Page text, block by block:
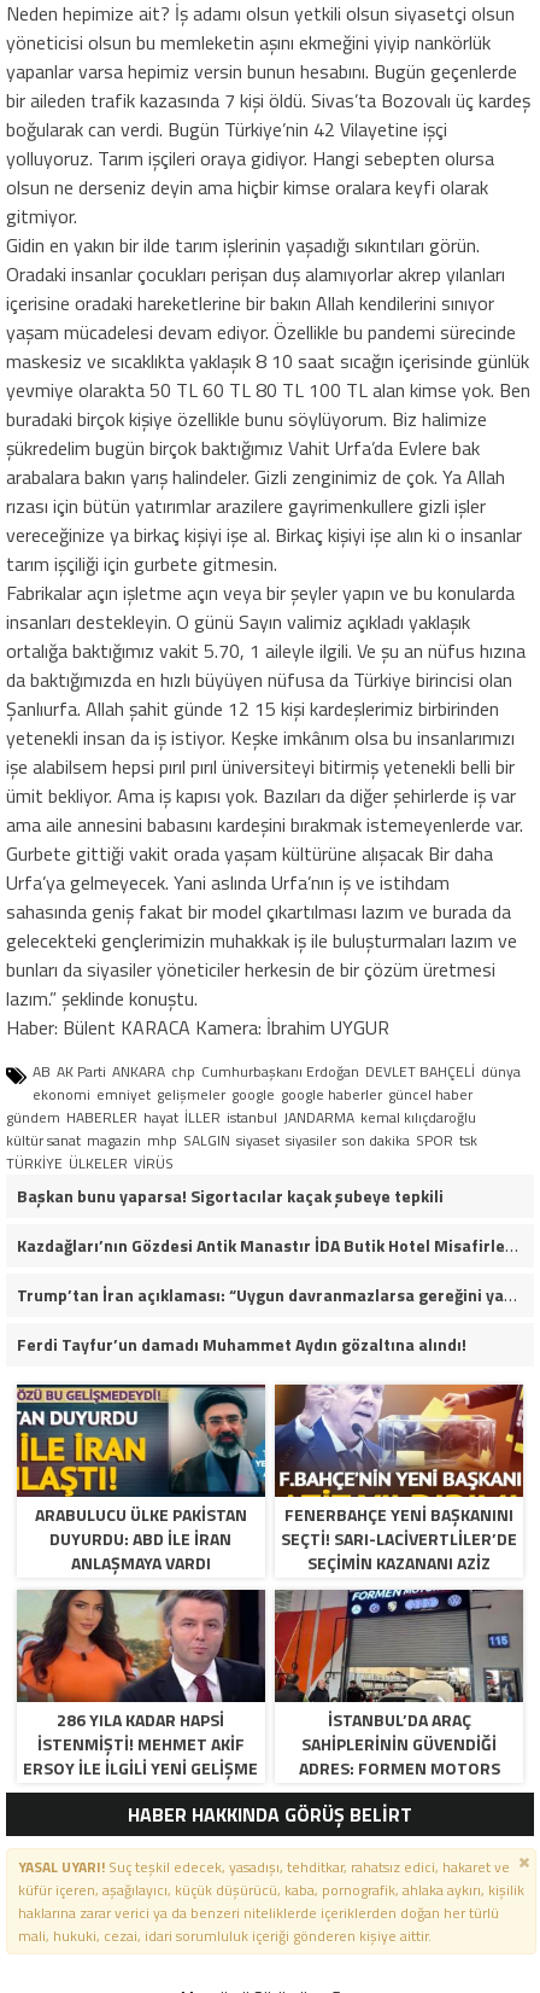
Neden hepimize ait? İş adamı olsun yetkili olsun siyasetçi olsun
yöneticisi olsun bu memleketin aşını ekmeğini yiyip nankörlük
yapanlar varsa hepimiz versin bunun hesabını. Bugün geçenlerde
bir aileden trafik kazasında 7 kişi öldü. Sivas’ta Bozovalı üç kardeş
boğularak can verdi. Bugün Türkiye’nin 42 Vilayetine işçi
yolluyoruz. Tarım işçileri oraya gidiyor. Hangi sebepten olursa
olsun ne derseniz deyin ama hiçbir kimse oralara keyfi olarak
gitmiyor.
Gidin en yakın bir ilde tarım işlerinin yaşadığı sıkıntıları görün.
Oradaki insanlar çocukları perişan duş alamıyorlar akrep yılanları
içerisine oradaki hareketlerine bir bakın Allah kendilerini sınıyor
yaşam mücadelesi devam ediyor. Özellikle bu pandemi sürecinde
maskesiz ve sıcaklıkta yaklaşık 8 10 saat sıcağın içerisinde günlük
yevmiye olarakta 50 TL 60 TL 80 TL 100 TL alan kimse yok. Ben
buradaki birçok kişiye özellikle bunu söylüyorum. Biz halimize
şükredelim bugün birçok baktığımız Vahit Urfa’da Evlere bak
arabalara bakın yarış halindeler. Gizli zenginimiz de çok. Ya Allah
rızası için bütün yatırımlar arazilere gayrimenkullere gizli işler
vereceğinize ya birkaç kişiyi işe al. Birkaç kişiyi işe alın ki o insanlar
tarım işçiliği için gurbete gitmesin.
Fabrikalar açın işletme açın veya bir şeyler yapın ve bu konularda
insanları destekleyin. O günü Sayın valimiz açıkladı yaklaşık
ortalığa baktığımız vakit 5.70, 1 aileyle ilgili. Ve şu an nüfus hızına
da baktığımızda en hızlı büyüyen nüfusa da Türkiye birincisi olan
Şanlıurfa. Allah şahit günde 12 15 kişi kardeşlerimiz birbirinden
yetenekli insan da iş istiyor. Keşke imkânım olsa bu insanlarımızı
işe alabilsem hepsi pırıl pırıl üniversiteyi bitirmiş yetenekli belli bir
ümit bekliyor. Ama iş kapısı yok. Bazıları da diğer şehirlerde iş var
ama aile annesini babasını kardeşini bırakmak istemeyenlerde var.
Gurbete gittiği vakit orada yaşam kültürüne alışacak Bir daha
Urfa’ya gelmeyecek. Yani aslında Urfa’nın iş ve istihdam
sahasında geniş fakat bir model çıkartılması lazım ve burada da
gelecekteki gençlerimizin muhakkak iş ile buluşturmaları lazım ve
bunları da siyasiler yöneticiler herkesin de bir çözüm üretmesi
lazım.” şeklinde konuştu.
Haber: Bülent KARACA Kamera: İbrahim UYGUR
AB AK Parti ANKARA chp Cumhurbaşkanı Erdoğan DEVLET BAHÇELİ dünya
ekonomi emniyet gelişmeler google google haberler güncel haber
gündem HABERLER hayat İLLER istanbul JANDARMA kemal kılıçdaroğlu
kültür sanat magazin mhp SALGIN siyaset siyasiler son dakika SPOR tsk
TÜRKİYE ÜLKELER VİRÜS
Başkan bunu yaparsa! Sigortacılar kaçak şubeye tepkili
Kazdağları’nın Gözdesi Antik Manastır İDA Butik Hotel Misafirlerinden Tam Not Alıyor
Trump’tan İran açıklaması: “Uygun davranmazlarsa gereğini yaparım”
Ferdi Tayfur’un damadı Muhammet Aydın gözaltına alındı!
ARABULUCU ÜLKE PAKISTAN
DUYURDU: ABD ILE İRAN
ANLAŞMAYA VARDI
FENERBAHÇE YENI BAŞKANINI
SEÇTI! SARI-LACIVERTLILER’DE
SEÇIMIN KAZANANI AZIZ
YILDIRIM OLDU
286 YILA KADAR HAPSI
ISTENMIŞTI! MEHMET AKIF
ERSOY ILE ILGILI YENI GELIŞME
İSTANBUL’DA ARAÇ
SAHIPLERININ GÜVENDIĞI
ADRES: FORMEN MOTORS
HABER HAKKINDA GÖRÜŞ BELİRT
YASAL UYARI!Suç teşkil edecek, yasadışı, tehditkar, rahatsız edici, hakaret ve
küfür içeren, aşağılayıcı, küçük düşürücü, kaba, pornografik, ahlaka aykırı, kişilik
haklarına zarar verici ya da benzeri niteliklerde içeriklerden doğan her türlü
mali, hukuki, cezai, idari sorumluluk içeriği gönderen kişiye aittir.